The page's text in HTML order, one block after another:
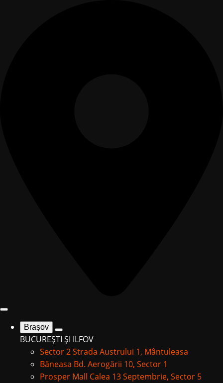
Brașov
BUCUREȘTI ȘI ILFOV
Sector 2Strada Austrului 1, Mântuleasa
Băneasa Bd. Aerogării 10, Sector 1
Prosper Mall Calea 13 Septembrie, Sector 5